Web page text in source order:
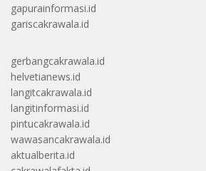
gapurainformasi.id
gariscakrawala.id
gerbangcakrawala.id
helvetianews.id
langitcakrawala.id
langitinformasi.id
pintucakrawala.id
wawasancakrawala.id
aktualberita.id